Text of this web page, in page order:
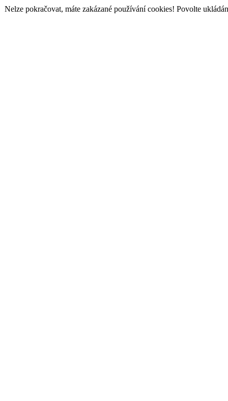
Nelze pokračovat, máte zakázané používání cookies! Povolte